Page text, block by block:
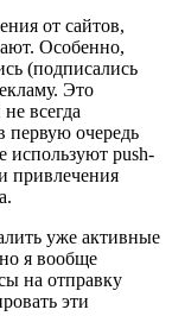
от сайтов,
Особенно,
(подписались
Это
всегда
первую очередь
используют push-
привлечения
уже активные
я вообще
на отправку
эти